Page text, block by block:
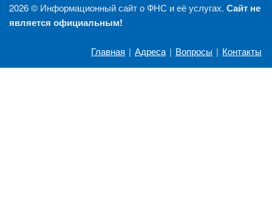
2026 © Информационный сайт о ФНС и её услугах. Сайт не
является официальным!
Главная | Адреса | Вопросы | Контакты